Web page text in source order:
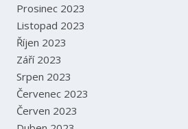
Prosinec 2023
Listopad 2023
Říjen 2023
Září 2023
Srpen 2023
Červenec 2023
Červen 2023